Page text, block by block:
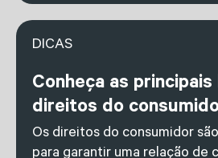
DICAS
Conheça as principais
direitos do
Os direitos do consumidor
para garantir uma relação de